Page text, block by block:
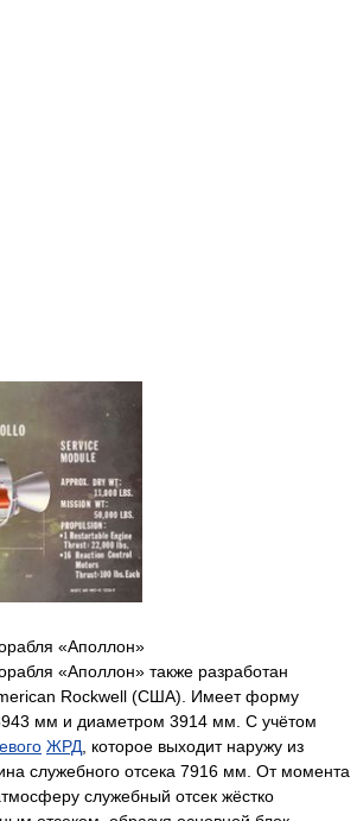
«Аполлон»
«Аполлон» также разработан
Rockwell (США). Имеет форму
мм и диаметром 3914 мм. С учётом
ЖРД , которое выходит наружу из
служебного отсека 7916 мм. От момента
служебный отсек жёстко